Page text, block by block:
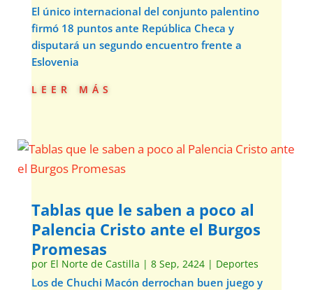
El único internacional del conjunto palentino
firmó 18 puntos ante República Checa y
disputará un segundo encuentro frente a
Eslovenia
leer más
Tablas que le saben a poco al
Palencia Cristo ante el Burgos
Promesas
por El Norte de Castilla | 8 Sep, 2424| Deportes
Los de Chuchi Macón derrochan buen juego y